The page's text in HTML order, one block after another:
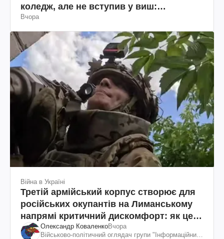
коледж, але не вступив у виш:
пояснення юриста
Вчора
Війна в Україні
Третій армійський корпус створює для
російських окупантів на Лиманському
напрямі критичний дискомфорт: як це
вдалосяОлександр КоваленкоВчора
Військово-політичний оглядач групи "Інформаційний